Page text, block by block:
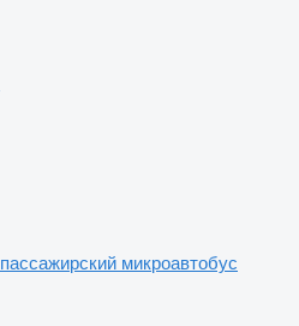
пассажирский микроавтобус